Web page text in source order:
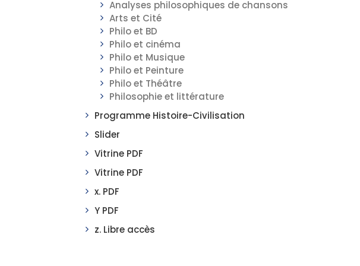
Analyses philosophiques de chansons
Arts et Cité
Philo et BD
Philo et cinéma
Philo et Musique
Philo et Peinture
Philo et Théâtre
Philosophie et littérature
Programme Histoire-Civilisation
Slider
Vitrine PDF
Vitrine PDF
x. PDF
Y PDF
z. Libre accès